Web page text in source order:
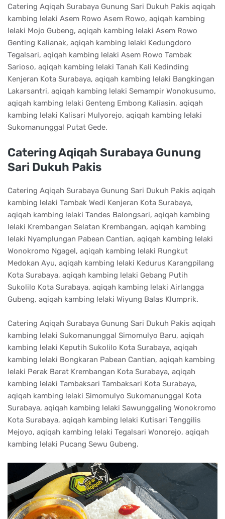
Catering Aqiqah Surabaya Gunung Sari Dukuh Pakis aqiqah
kambing lelaki Asem Rowo Asem Rowo, aqiqah kambing
lelaki Mojo Gubeng, aqiqah kambing lelaki Asem Rowo
Genting Kalianak, aqiqah kambing lelaki Kedungdoro
Tegalsari, aqiqah kambing lelaki Asem Rowo Tambak
Sarioso, aqiqah kambing lelaki Tanah Kali Kedinding
Kenjeran Kota Surabaya, aqiqah kambing lelaki Bangkingan
Lakarsantri, aqiqah kambing lelaki Semampir Wonokusumo,
aqiqah kambing lelaki Genteng Embong Kaliasin, aqiqah
kambing lelaki Kalisari Mulyorejo, aqiqah kambing lelaki
Sukomanunggal Putat Gede.
Catering Aqiqah Surabaya Gunung
Sari Dukuh Pakis
Catering Aqiqah Surabaya Gunung Sari Dukuh Pakis aqiqah
kambing lelaki Tambak Wedi Kenjeran Kota Surabaya,
aqiqah kambing lelaki Tandes Balongsari, aqiqah kambing
lelaki Krembangan Selatan Krembangan, aqiqah kambing
lelaki Nyamplungan Pabean Cantian, aqiqah kambing lelaki
Wonokromo Ngagel, aqiqah kambing lelaki Rungkut
Medokan Ayu, aqiqah kambing lelaki Kedurus Karangpilang
Kota Surabaya, aqiqah kambing lelaki Gebang Putih
Sukolilo Kota Surabaya, aqiqah kambing lelaki Airlangga
Gubeng, aqiqah kambing lelaki Wiyung Balas Klumprik.
Catering Aqiqah Surabaya Gunung Sari Dukuh Pakis aqiqah
kambing lelaki Sukomanunggal Simomulyo Baru, aqiqah
kambing lelaki Keputih Sukolilo Kota Surabaya, aqiqah
kambing lelaki Bongkaran Pabean Cantian, aqiqah kambing
lelaki Perak Barat Krembangan Kota Surabaya, aqiqah
kambing lelaki Tambaksari Tambaksari Kota Surabaya,
aqiqah kambing lelaki Simomulyo Sukomanunggal Kota
Surabaya, aqiqah kambing lelaki Sawunggaling Wonokromo
Kota Surabaya, aqiqah kambing lelaki Kutisari Tenggilis
Mejoyo, aqiqah kambing lelaki Tegalsari Wonorejo, aqiqah
kambing lelaki Pucang Sewu Gubeng.